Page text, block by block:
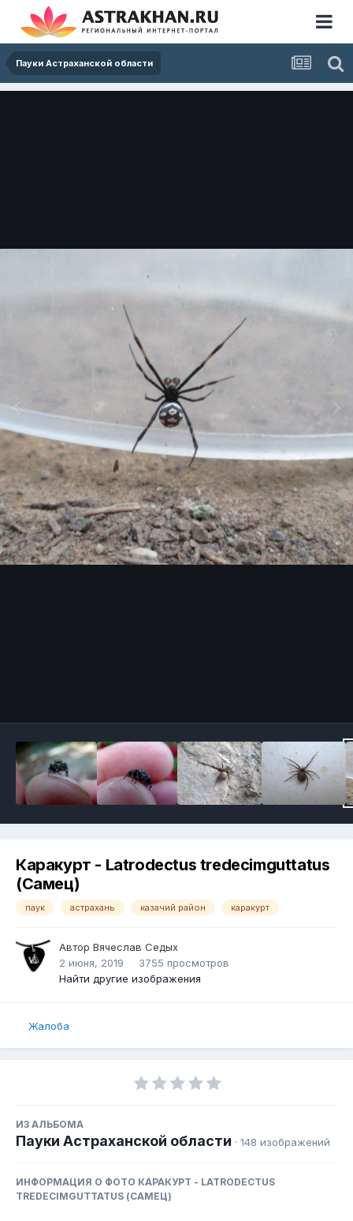
Пауки Астраханской области
Каракурт - Latrodectus tredecimguttatus
(Самец)
паук астрахань казачий район каракурт
Автор Вячеслав Седых
2 июня, 2019
3755 просмотров
Найти другие изображения
Жалоба
ИЗ АЛЬБОМА
Пауки Астраханской области · 148 изображений
ИНФОРМАЦИЯ О ФОТО КАРАКУРТ - LATRODECTUS
TREDECIMGUTTATUS (САМЕЦ)